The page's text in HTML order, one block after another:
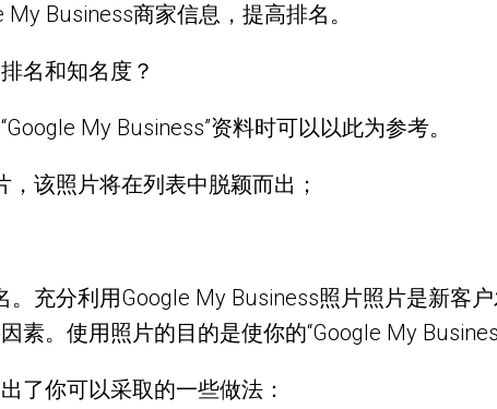
Business商家信息，提高排名。
名和知名度？
My Business”资料时可以以此为参考。
，该照片将在列表中脱颖而出；
。充分利用Google My Business照片照片是新客
素。使用照片的目的是使你的“Google My
了你可以采取的一些做法：